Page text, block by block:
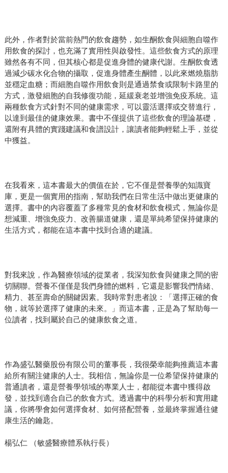
此外，作者對於當前熱門的飲食趨勢，如生酮飲食與細胞自噬作
用飲食的探討，也充滿了實用性與啟發性。這些飲食方式的原理
雖然各有不同，但其核心都是促進身體的健康代謝。生酮飲食透
過減少碳水化合物的攝取，促進身體產生酮體，以此來燃燒脂肪
並穩定血糖；而細胞自噬作用飲食則是通過禁食或限制卡路里的
方式，激發細胞的自我修復功能，延緩衰老並增強免疫系統。這
兩種飲食方式針對不同的健康需求，可以靈活選擇或交替進行，
以達到最佳的健康效果。書中不僅提供了這些飲食的理論基礎，
還附有具體的實踐建議和食譜設計，讓讀者能夠輕鬆上手，並從
中獲益。
在我看來，這本書最大的價值在於，它不僅是營養學的知識寶
庫，更是一個實用的指南，幫助我們在日常生活中做出更健康的
選擇。書中的內容覆蓋了多種常見的食材和飲食模式，無論你是
想減重、增強免疫力、改善腸道健康，還是單純希望保持健康的
生活方式，都能在這本書中找到合適的建議。
對我來說，作為醫療領域的從業者，我深知飲食與健康之間的密
切關聯。營養不僅僅是我們身體的燃料，它還是影響我們情緒、
精力、甚至壽命的關鍵因素。我時常對患者說：「選擇正確的食
物，就等於選擇了健康的未來。」而這本書，正是為了幫助每一
位讀者，找到屬於自己的健康飲食之道。
作為盛弘醫藥股份有限公司的董事長，我很榮幸能夠推薦這本書
給所有關注健康的人士。我相信，無論你是一位希望保持健康的
普通讀者，還是營養學領域的專業人士，都能從本書中獲得啟
發，並找到適合自己的飲食方式。透過書中的科學分析和實用建
議，你將學會如何選擇食材、如何搭配營養，並最終掌握通往健
康生活的鑰匙。
楊弘仁 （敏盛醫療體系執行長）